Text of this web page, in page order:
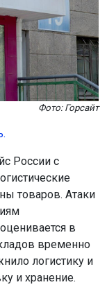
Фото: Горсайт
России с
товаров. Атаки
в
временно
логистику и
и хранение.